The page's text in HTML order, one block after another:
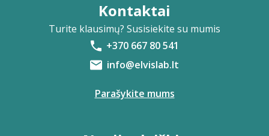
Kontaktai
Turite klausimų? Susisiekite su mumis
+370 667 80 541
info@elvislab.lt
Parašykite mums